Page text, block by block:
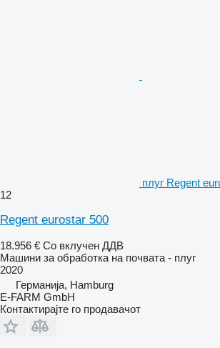
плуг Regent
12
Regent eurostar 500
18.956 € Со вклучен ДДВ
Машини за обработка на почвата - плуг
2020
Германија, Hamburg
E-FARM GmbH
Контактирајте го продавачот